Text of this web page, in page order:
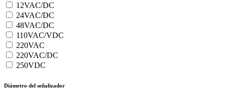
12VAC/DC
24VAC/DC
48VAC/DC
110VAC/VDC
220VAC
220VAC/DC
250VDC
Diámetro del señalizador